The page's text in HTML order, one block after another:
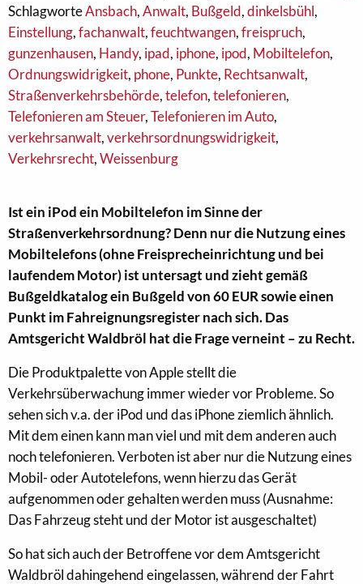
SchlagworteAnsbach,Anwalt, Bußgeld,dinkelsbühl,
Einstellung,fachanwalt,feuchtwangen,freispruch,
gunzenhausen, Handy, ipad, iphone, ipod, Mobiltelefon,
Ordnungswidrigkeit, phone, Punkte, Rechtsanwalt,
Straßenverkehrsbehörde,telefon,telefonieren,
Telefonieren am Steuer,Telefonieren im Auto,
verkehrsanwalt,verkehrsordnungswidrigkeit,
Verkehrsrecht,Weissenburg
Ist ein iPod ein Mobiltelefon im Sinne der
Straßenverkehrsordnung? Denn nur die Nutzung eines
Mobiltelefons (ohne Freisprecheinrichtung und bei
laufendem Motor) ist untersagt und zieht gemäß
Bußgeldkatalog ein Bußgeld von 60 EUR sowie einen
Punkt im Fahreignungsregister nach sich. Das
Amtsgericht Waldbröl hat die Frage verneint – zu Recht.
Die Produktpalette von Apple stellt die
Verkehrsüberwachung immer wieder vor Probleme. So
sehen sich v.a. der iPod und das iPhone ziemlich ähnlich.
Mit dem einen kann man viel und mit dem anderen auch
noch telefonieren. Verboten ist aber nur die Nutzung eines
Mobil- oder Autotelefons, wenn hierzu das Gerät
aufgenommen oder gehalten werden muss (Ausnahme:
Das Fahrzeug steht und der Motor ist ausgeschaltet)
So hat sich auch der Betroffene vor dem Amtsgericht
Waldbröl dahingehend eingelassen, während der Fahrt